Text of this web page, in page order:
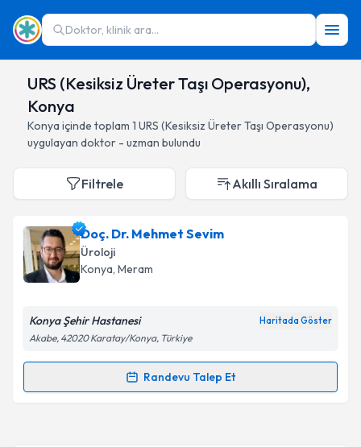
Doktor, klinik ara...
URS (Kesiksiz Üreter Taşı Operasyonu),
Konya
Konya içinde toplam 1 URS (Kesiksiz Üreter Taşı Operasyonu)
uygulayan doktor - uzman bulundu
Filtrele Akıllı Sıralama
Doç. Dr. Mehmet Sevim
Üroloji
Konya, Meram
Konya Şehir Hastanesi Haritada Göster
Akabe, 42020 Karatay/Konya, Türkiye
Randevu Talep Et
Randevu Takvimi Talebi